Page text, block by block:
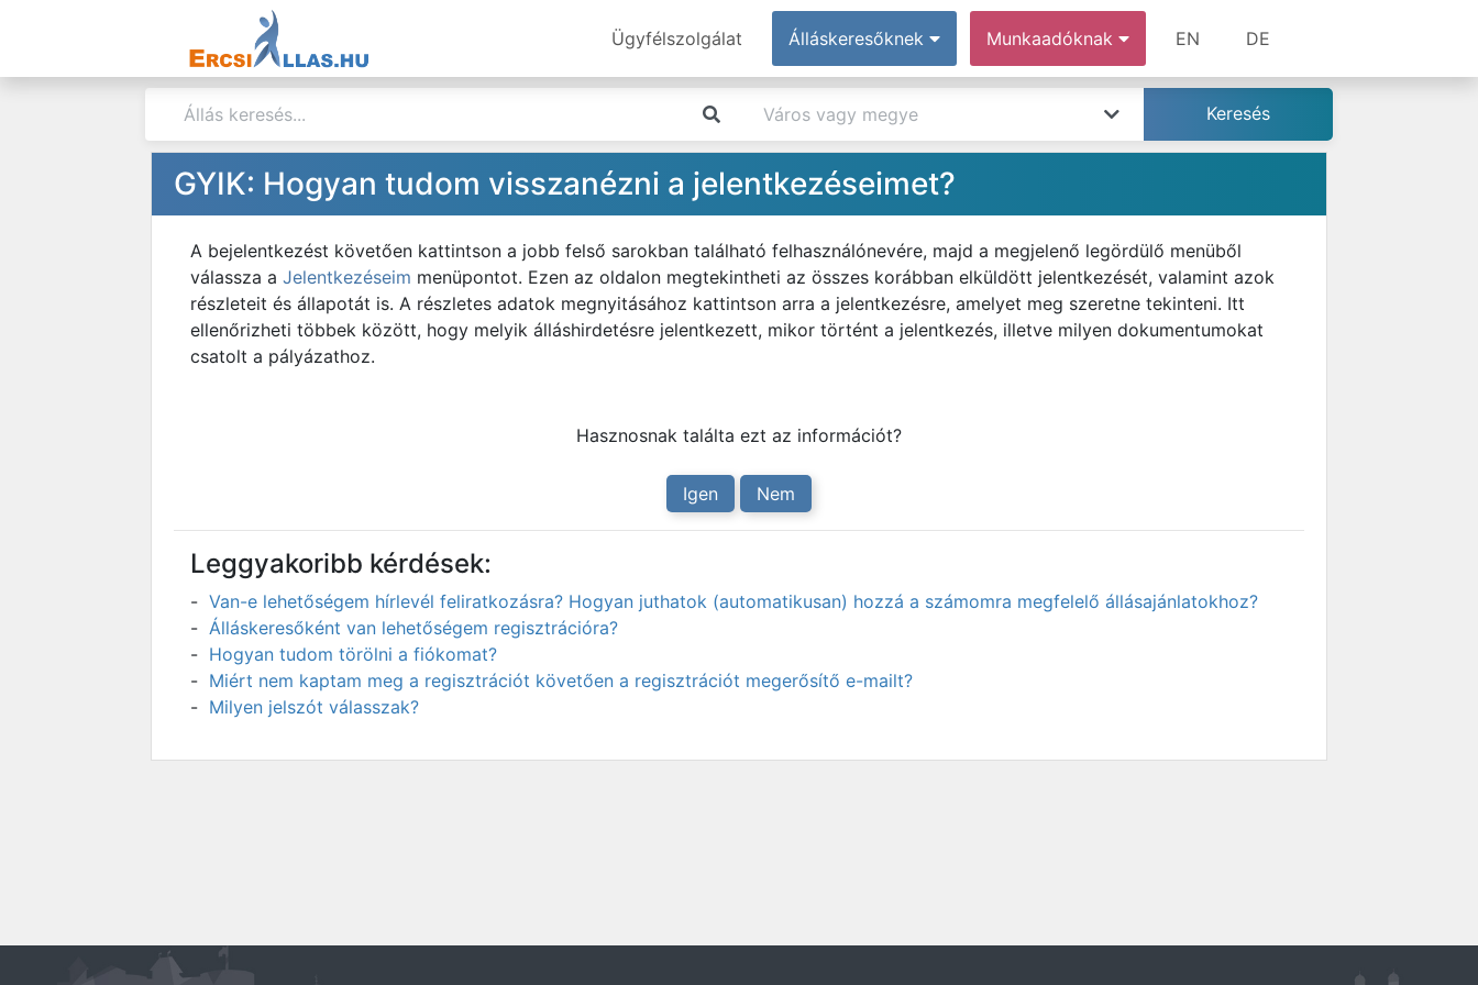
Ügyfélszolgálat Álláskeresőknek Munkaadóknak EN DE
GYIK: Hogyan tudom visszanézni a jelentkezéseimet?
A bejelentkezést követően kattintson a jobb felső sarokban található felhasználónevére, majd a megjelenő legördülő menüből
válassza a Jelentkezéseim menüpontot. Ezen az oldalon megtekintheti az összes korábban elküldött jelentkezését, valamint azok
részleteit és állapotát is. A részletes adatok megnyitásához kattintson arra a jelentkezésre, amelyet meg szeretne tekinteni. Itt
ellenőrizheti többek között, hogy melyik álláshirdetésre jelentkezett, mikor történt a jelentkezés, illetve milyen dokumentumokat
csatolt a pályázathoz.
Hasznosnak találta ezt az információt?
Igen Nem
Leggyakoribb kérdések:
Van-e lehetőségem hírlevél feliratkozásra? Hogyan juthatok (automatikusan) hozzá a számomra megfelelő állásajánlatokhoz?
Álláskeresőként van lehetőségem regisztrációra?
Hogyan tudom törölni a fiókomat?
Miért nem kaptam meg a regisztrációt követően a regisztrációt megerősítő e-mailt?
Milyen jelszót válasszak?